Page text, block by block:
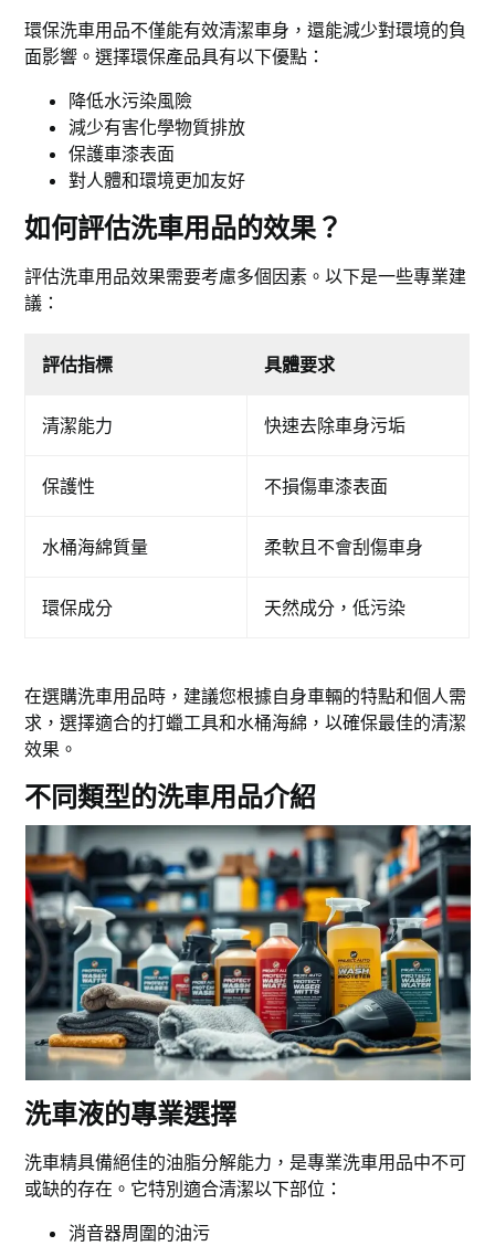
環保洗車用品不僅能有效清潔車身，還能減少對環境的負
面影響。選擇環保產品具有以下優點：
降低水污染風險
減少有害化學物質排放
保護車漆表面
對人體和環境更加友好
如何評估洗車用品的效果？
評估洗車用品效果需要考慮多個因素。以下是一些專業建
議：
評估指標 具體要求
清潔能力 快速去除車身污垢
保護性 不損傷車漆表面
水桶海綿質量 柔軟且不會刮傷車身
環保成分 天然成分，低污染
在選購洗車用品時，建議您根據自身車輛的特點和個人需
求，選擇適合的打蠟工具和水桶海綿，以確保最佳的清潔
效果。
不同類型的洗車用品介紹
洗車液的專業選擇
洗車精具備絕佳的油脂分解能力，是專業洗車用品中不可
或缺的存在。它特別適合清潔以下部位：
消音器周圍的油污